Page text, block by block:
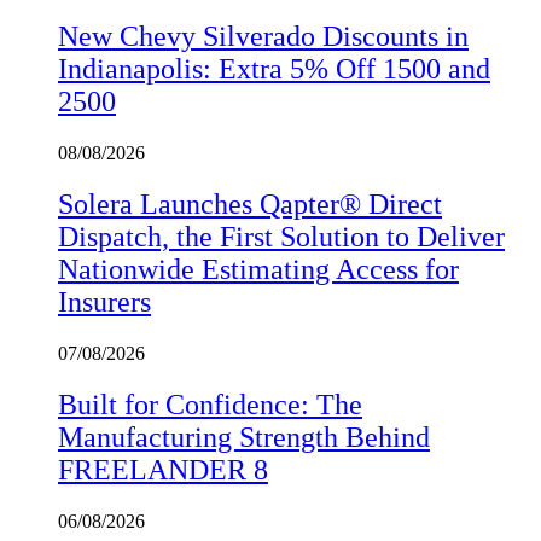
New Chevy Silverado Discounts in
Indianapolis: Extra 5% Off 1500 and
2500
08/08/2026
Solera Launches Qapter® Direct
Dispatch, the First Solution to Deliver
Nationwide Estimating Access for
Insurers
07/08/2026
Built for Confidence: The
Manufacturing Strength Behind
FREELANDER 8
06/08/2026